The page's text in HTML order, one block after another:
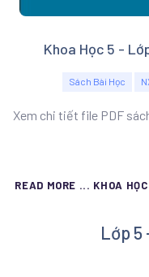
Khoa Học 5 -
Sách Bài Học
Xem chi tiết file PDF
READ MORE ... KHOA
Lớp 5